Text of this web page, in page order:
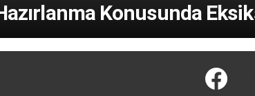
Konusunda
facebook